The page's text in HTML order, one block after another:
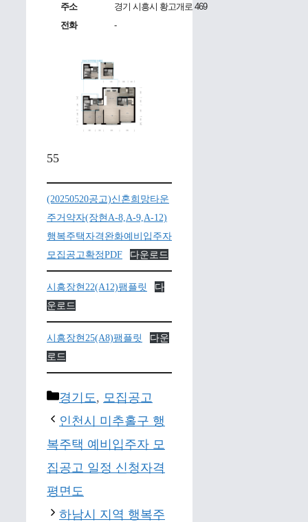
주소
경기 시흥시 황고개로 469
전화
-
55
(20250520공고)신혼희망타운
주거약자(장현A-8,A-9,A-12)
행복주택자격완화예비입주자
모집공고확정PDF
다운로드
시흥장현22(A12)팸플릿
다
운로드
시흥장현25(A8)팸플릿
다운
로드
Categories
경기도, 모집공고
인천시 미추홀구 행
복주택 예비입주자 모
집공고 일정 신청자격
평면도
하남시 지역 행복주